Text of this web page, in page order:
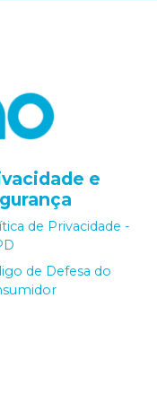
e
de Privacidade -
de Defesa do